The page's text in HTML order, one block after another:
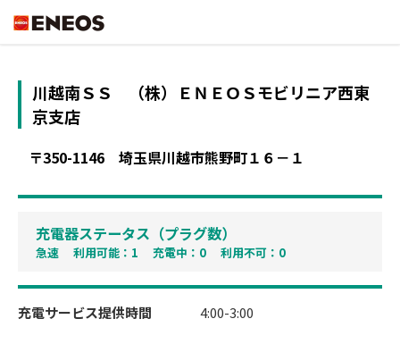
川越南ＳＳ
（株）ＥＮＥＯＳモビリニア西東
京支店
〒350-1146 埼玉県川越市熊野町１６－１
充電器ステータス（プラグ数）
急速 利用可能：1 充電中：0 利用不可：0
充電サービス提供時間 4:00-3:00